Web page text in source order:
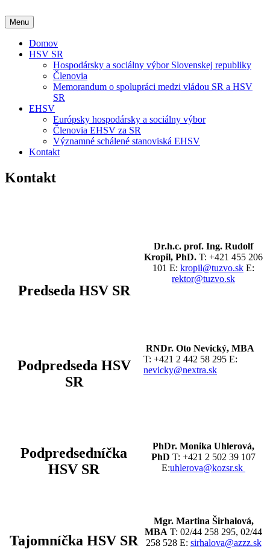
na
obsah
Menu
Domov
HSV SR
Hospodársky a sociálny výbor Slovenskej republiky
Členovia
Memorandum o spolupráci medzi vládou SR a HSV
SR
EHSV
Európsky hospodársky a sociálny výbor
Členovia EHSV za SR
Významné schálené stanoviská EHSV
Kontakt
Kontakt
Predseda HSV SR
Dr.h.c. prof. Ing. Rudolf
Kropil, PhD. T: +421 455 206
101 E: kropil@tuzvo.sk E:
rektor@tuzvo.sk
Podpredseda HSV
SR
RNDr. Oto Nevický, MBA
T: +421 2 442 58 295 E:
nevicky@nextra.sk
Podpredsedníčka
HSV SR
PhDr. Monika Uhlerová,
PhD T: +421 2 502 39 107
E:uhlerova@kozsr.sk
Tajomníčka HSV SR
Mgr. Martina Širhalová,
MBA T: 02/44 258 295, 02/44
258 528 E: sirhalova@azzz.sk